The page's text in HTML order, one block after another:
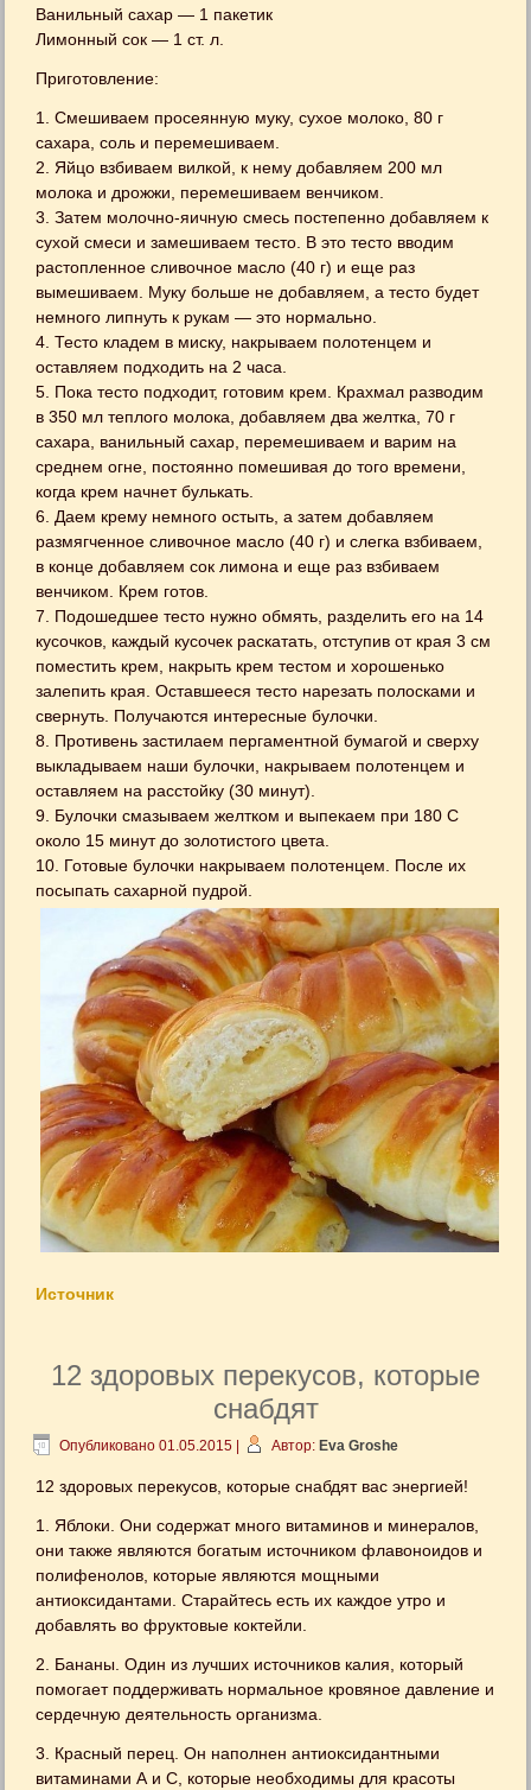
Ванильный сахар — 1 пакетик
Лимонный сок — 1 ст. л.
Приготовление:
1. Смешиваем просеянную муку, сухое молоко, 80 г
сахара, соль и перемешиваем.
2. Яйцо взбиваем вилкой, к нему добавляем 200 мл
молока и дрожжи, перемешиваем венчиком.
3. Затем молочно-яичную смесь постепенно добавляем к
сухой смеси и замешиваем тесто. В это тесто вводим
растопленное сливочное масло (40 г) и еще раз
вымешиваем. Муку больше не добавляем, а тесто будет
немного липнуть к рукам — это нормально.
4. Тесто кладем в миску, накрываем полотенцем и
оставляем подходить на 2 часа.
5. Пока тесто подходит, готовим крем. Крахмал разводим
в 350 мл теплого молока, добавляем два желтка, 70 г
сахара, ванильный сахар, перемешиваем и варим на
среднем огне, постоянно помешивая до того времени,
когда крем начнет булькать.
6. Даем крему немного остыть, а затем добавляем
размягченное сливочное масло (40 г) и слегка взбиваем,
в конце добавляем сок лимона и еще раз взбиваем
венчиком. Крем готов.
7. Подошедшее тесто нужно обмять, разделить его на 14
кусочков, каждый кусочек раскатать, отступив от края 3 см
поместить крем, накрыть крем тестом и хорошенько
залепить края. Оставшееся тесто нарезать полосками и
свернуть. Получаются интересные булочки.
8. Противень застилаем пергаментной бумагой и сверху
выкладываем наши булочки, накрываем полотенцем и
оставляем на расстойку (30 минут).
9. Булочки смазываем желтком и выпекаем при 180 С
около 15 минут до золотистого цвета.
10. Готовые булочки накрываем полотенцем. После их
посыпать сахарной пудрой.
Источник
12 здоровых перекусов, которые
снабдят
Опубликовано 01.05.2015 Автор: Eva Groshe
12 здоровых перекусов, которые снабдят вас энергией!
1. Яблоки. Они содержат много витаминов и минералов,
они также являются богатым источником флавоноидов и
полифенолов, которые являются мощными
антиоксидантами. Старайтесь есть их каждое утро и
добавлять во фруктовые коктейли.
2. Бананы. Один из лучших источников калия, который
помогает поддерживать нормальное кровяное давление и
сердечную деятельность организма.
3. Красный перец. Он наполнен антиоксидантными
витаминами А и С, которые необходимы для красоты